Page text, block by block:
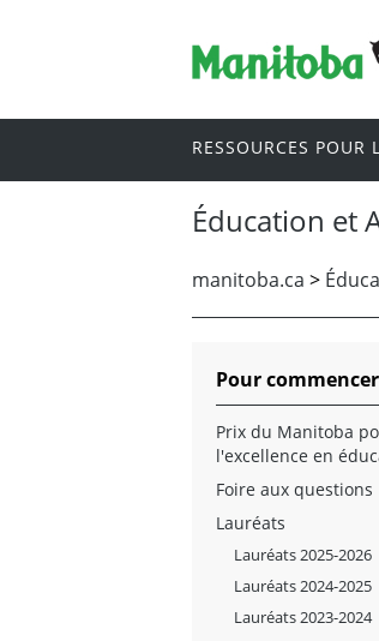
RESSOURCES POUR
Éducation et
manitoba.ca >
Pour commencer
Prix du Manitoba
l'excellence en
Foire aux questions
Lauréats
Lauréats 2025-2026
Lauréats 2024-2025
Lauréats 2023-2024